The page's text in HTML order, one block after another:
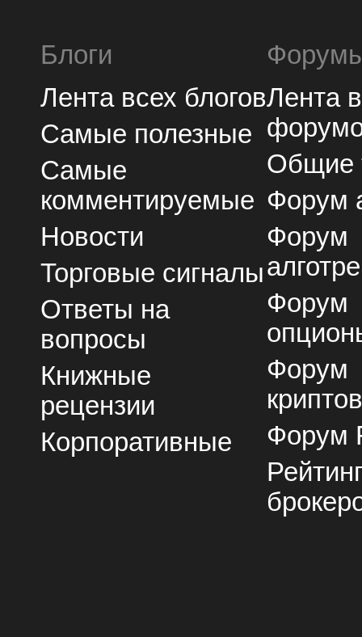
Блоги
Лента всех блогов
Самые полезные
Самые
комментируемые
Новости
Торговые сигналы
Ответы на
вопросы
Книжные
рецензии
Корпоративные
Лента
Общие
Форум
Форум
Форум
Форум
Форум